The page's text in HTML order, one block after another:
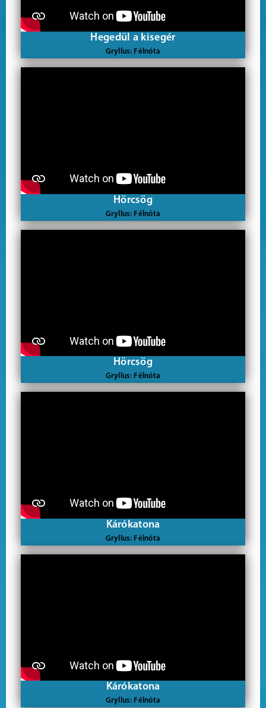
Hegedül a kisegér
Gryllus: Félnóta
Hörcsög
Gryllus: Félnóta
Hörcsög
Gryllus: Félnóta
Kárókatona
Gryllus: Félnóta
Kárókatona
Gryllus: Félnóta